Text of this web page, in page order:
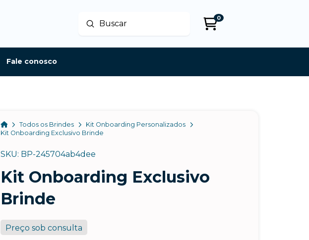
Buscar
Enviar
0
Fale conosco
HomeTodos os Brindes
Kit Onboarding Personalizados
Kit Onboarding Exclusivo Brinde
SKU: BP-245704ab4dee
Kit Onboarding Exclusivo
Brinde
Preço sob consulta